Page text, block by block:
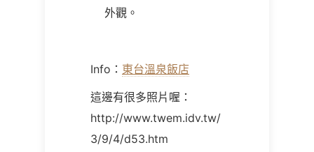
外觀。
Info： 東台溫泉飯店
這邊有很多照片喔：
http://www.twem.idv.tw/
3/9/4/d53.htm